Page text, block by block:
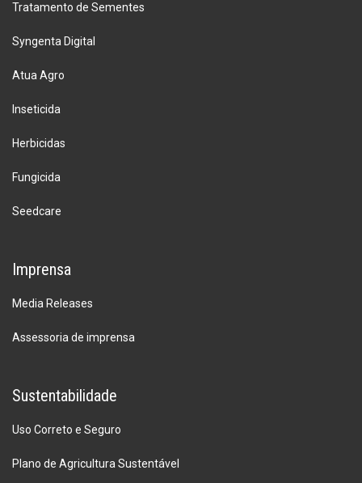
Tratamento de Sementes
Syngenta Digital
Atua Agro
Inseticida
Herbicidas
Fungicida
Seedcare
Imprensa
Media Releases
Assessoria de imprensa
Sustentabilidade
Uso Correto e Seguro
Plano de Agricultura Sustentável